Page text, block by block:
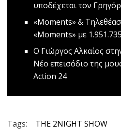
υποδέχεται τον
«Moments» &
«Moments» με
O Γιώργος Αλκαίος
Nέο επεισόδιο της
Action 24
Tags: THE 2NIGHT SHOW